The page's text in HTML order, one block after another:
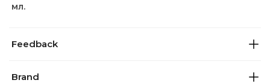
мл.
Feedback
Brand